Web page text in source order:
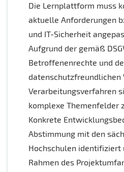
Die Lernplattform muss
aktuelle Anforderungen
und IT-Sicherheit
Aufgrund der gemäß
Betroffenenrechte und
Verarbeitungsverfahren
komplexe Themenfelder
Konkrete
Abstimmung mit den
Hochschulen identifiziert
Rahmen des